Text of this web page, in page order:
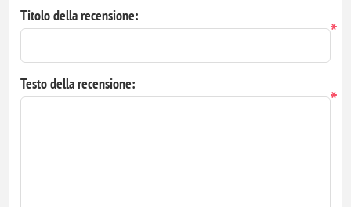
Titolo della recensione:
*
Testo della recensione:
*